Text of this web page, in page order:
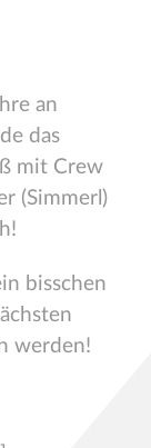
an
das
mit Crew
(Simmerl)
bisschen
werden!